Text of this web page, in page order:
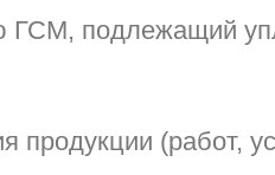
ГСМ, подлежащий
продукции (работ,